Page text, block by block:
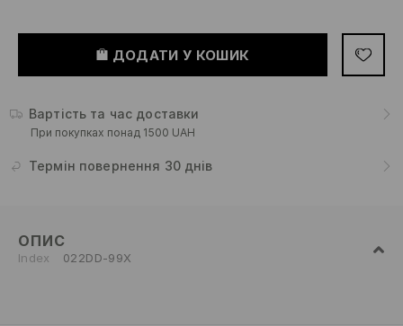
ДОДАТИ У КОШИК
Вартість та час доставки
При покупках понад 1500 UAH
Термін повернення 30 днів
ОПИС
Index 022DD-99X